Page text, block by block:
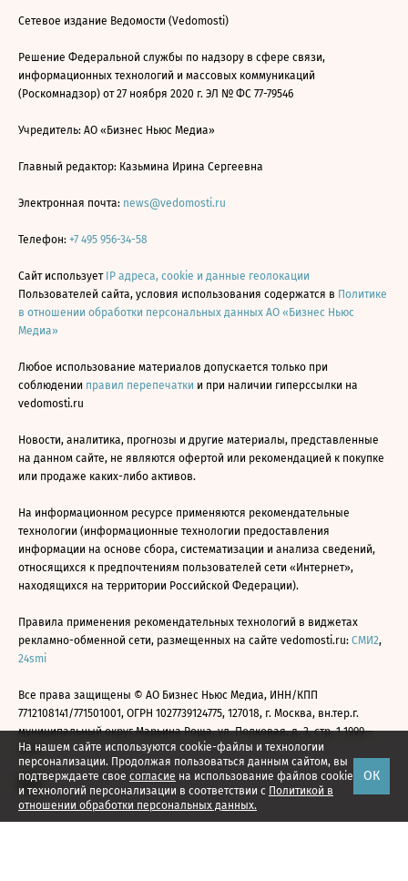
На нашем сайте используются cookie-файлы и технологии
персонализации. Продолжая пользоваться данным сайтом, вы
подтверждаете свое согласие на использование файлов cookie
и технологий персонализации в соответствии с Политикой в
отношении обработки персональных данных.
ОК
Сетевое издание Ведомости (Vedomosti)
Решение Федеральной службы по надзору в сфере связи,
информационных технологий и массовых коммуникаций
(Роскомнадзор) от 27 ноября 2020 г. ЭЛ № ФС 77-79546
Учредитель: АО «Бизнес Ньюс Медиа»
Главный редактор: Казьмина Ирина Сергеевна
Электронная почта: news@vedomosti.ru
Телефон: +7 495 956-34-58
Сайт использует IP адреса, cookie и данные геолокации
Пользователей сайта, условия использования содержатся в Политике
в отношении обработки персональных данных АО «Бизнес Ньюс
Медиа»
Любое использование материалов допускается только при
соблюдении правил перепечатки и при наличии гиперссылки на
vedomosti.ru
Новости, аналитика, прогнозы и другие материалы, представленные
на данном сайте, не являются офертой или рекомендацией к покупке
или продаже каких-либо активов.
На информационном ресурсе применяются рекомендательные
технологии (информационные технологии предоставления
информации на основе сбора, систематизации и анализа сведений,
относящихся к предпочтениям пользователей сети «Интернет»,
находящихся на территории Российской Федерации).
Правила применения рекомендательных технологий в виджетах
рекламно-обменной сети, размещенных на сайте vedomosti.ru: СМИ2,
24smi
Все права защищены © АО Бизнес Ньюс Медиа, ИНН/КПП
7712108141/771501001, ОГРН 1027739124775, 127018, г. Москва, вн.тер.г.
муниципальный округ Марьина Роща, ул. Полковая, д. 3, стр. 1 1999—
2026